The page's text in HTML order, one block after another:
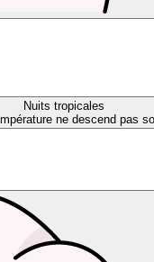
Nuits tropicales
ne descend pas